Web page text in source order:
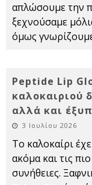
απλώσουμε την
ξεχνούσαμε
όμως
Peptide Lip
καλοκαιριού
αλλά και
3 Ιουλίου 2026
Το καλοκαίρι
ακόμα και τις
συνήθειες.